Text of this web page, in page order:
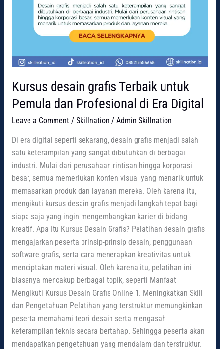
Kursus desain grafis Terbaik untuk
Pemula dan Profesional di Era Digital
Leave a Comment / Skillnation / Admin Skillnation
Di era digital seperti sekarang, desain grafis menjadi salah
satu keterampilan yang sangat dibutuhkan di berbagai
industri. Mulai dari perusahaan rintisan hingga korporasi
besar, semua memerlukan konten visual yang menarik untuk
memasarkan produk dan layanan mereka. Oleh karena itu,
mengikuti kursus desain grafis menjadi langkah tepat bagi
siapa saja yang ingin mengembangkan karier di bidang
kreatif. Apa Itu Kursus Desain Grafis? Pelatihan desain grafis
mengajarkan peserta prinsip-prinsip desain, penggunaan
software grafis, serta cara menerapkan kreativitas untuk
menciptakan materi visual. Oleh karena itu, pelatihan ini
biasanya mencakup berbagai topik, seperti Manfaat
Mengikuti Kursus Desain Grafis Online 1. Meningkatkan Skill
dan Pengetahuan Pelatihan yang terstruktur memungkinkan
peserta memahami teori desain serta mengasah
keterampilan teknis secara bertahap. Sehingga peserta akan
mendapatkan pengetahuan yang mendalam dan terstruktur.